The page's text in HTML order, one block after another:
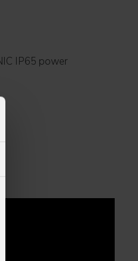
IP65 power